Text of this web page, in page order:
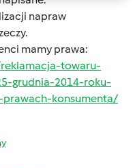
napraw
mamy prawa:
towaru-
grudnia-2014-roku-
konsumenta/